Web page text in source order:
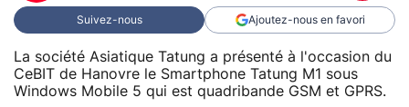
Suivez-nous Ajoutez-nous en favori
La société Asiatique Tatung a présenté à l'occasion du
CeBIT de Hanovre le Smartphone Tatung M1 sous
Windows Mobile 5 qui est quadribande GSM et GPRS.